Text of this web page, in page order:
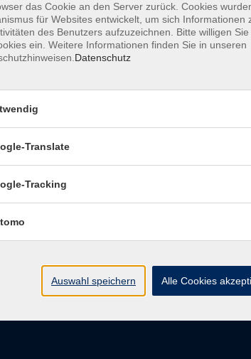
Barrierefreiheitserklärung
vhs Regensburger Land e. V.
93073 Neutraubling
info@vhs-regensburger-land.de
Tel: 09401 52550
das Cookie an den Server zurück. Cookies
für Websites entwickelt, um sich Informationen
des Benutzers aufzuzeichnen. Bitte willigen
ein. Weitere Informationen finden Sie in unseren
Datenschutz
Translate
Tracking
Auswahl speichern Alle Cookies